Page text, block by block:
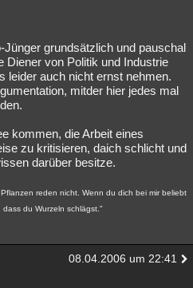
grundsätzlich und pauschal
Diener von Politik und Industrie
leider auch nicht ernst nehmen.
mitder hier jedes mal
kommen, die Arbeit eines
zu kritisieren, daich schlicht und
darüber besitze.
reden nicht. Wenn du dich bei mir beliebt
du Wurzeln schlägst."
08.04.2006 um 22:41